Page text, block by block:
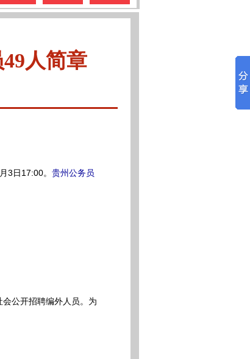
人简章
3日17:00。 贵州公务员
公开招聘编外人员。为